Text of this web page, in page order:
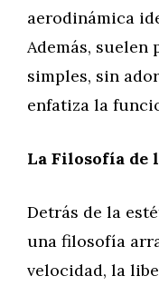
aerodinámica
Además,
simples, sin
enfatiza la
La Filosofía de
Detrás de la
una filosofía
velocidad, la